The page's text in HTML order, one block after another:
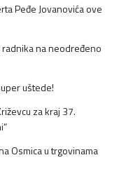
Peđe Jovanovića ove
radnika na neodređeno
uštede!
za kraj 37.
Osmica u trgovinama